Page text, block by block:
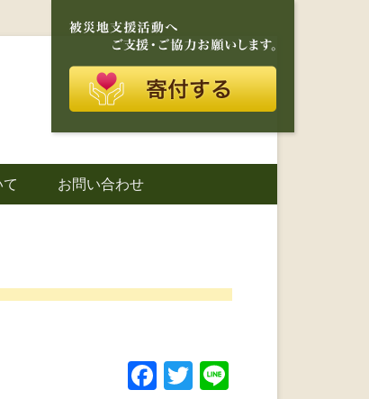
添う存在
お問い合わせ
F T